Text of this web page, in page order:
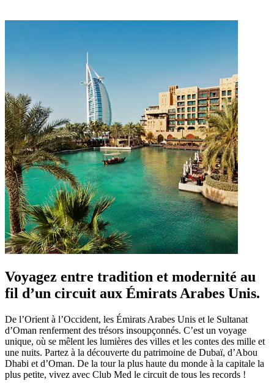
Voyagez entre tradition et modernité au
fil d’un circuit aux Émirats Arabes Unis.
De l’Orient à l’Occident, les Émirats Arabes Unis et le Sultanat
d’Oman renferment des trésors insoupçonnés. C’est un voyage
unique, où se mêlent les lumières des villes et les contes des mille et
une nuits. Partez à la découverte du patrimoine de Dubaï, d’Abou
Dhabi et d’Oman. De la tour la plus haute du monde à la capitale la
plus petite, vivez avec Club Med le circuit de tous les records !